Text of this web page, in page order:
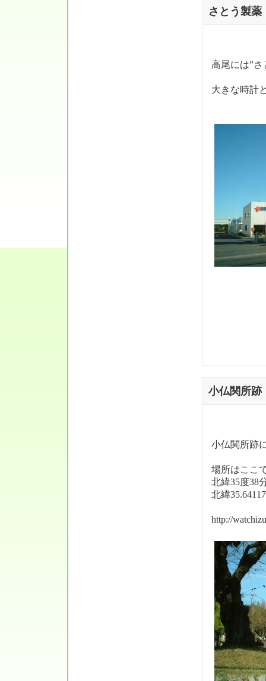
さとう製薬
高尾には”
大きな時計
小仏関所跡
小仏関所跡
場所はここ
北緯35度38
北緯
http://